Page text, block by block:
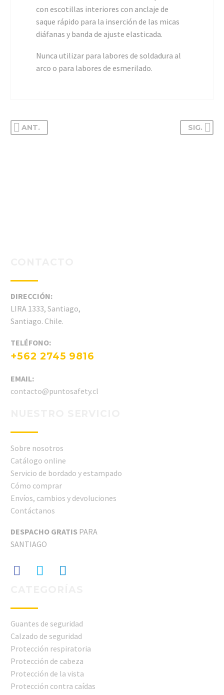
con escotillas interiores con anclaje de
saque rápido para la inserción de las micas
diáfanas y banda de ajuste elasticada.
Nunca utilizar para labores de soldadura al
arco o para labores de esmerilado.
ANT. SIG.
DIRECCIÓN:
LIRA 1333, Santiago,
Santiago. Chile.
TELÉFONO:
+562 2745 9816
EMAIL:
contacto@puntosafety.cl
Sobre nosotros
Catálogo online
Servicio de bordado y estampado
Cómo comprar
Envíos, cambios y devoluciones
Contáctanos
DESPACHO GRATIS PARA
SANTIAGO
Guantes de seguridad
Calzado de seguridad
Protección respiratoria
Protección de cabeza
Protección de la vista
Protección contra caídas